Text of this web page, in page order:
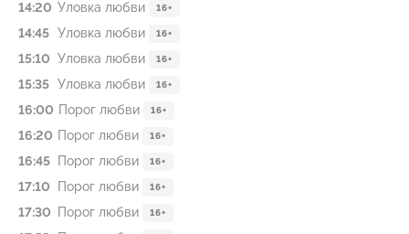
14:20 Уловка любви 16+
14:45 Уловка любви 16+
15:10 Уловка любви 16+
15:35 Уловка любви 16+
16:00 Порог любви 16+
16:20 Порог любви 16+
16:45 Порог любви 16+
17:10 Порог любви 16+
17:30 Порог любви 16+